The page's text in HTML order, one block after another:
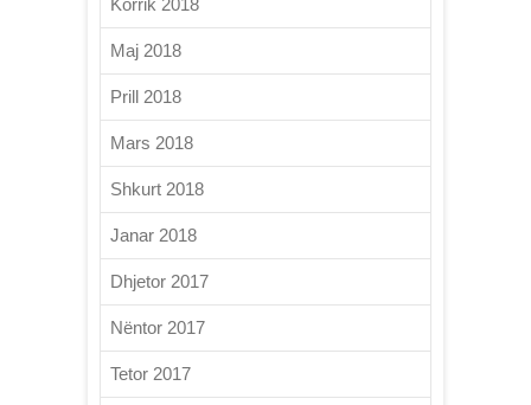
Maj 2018
Prill 2018
Mars 2018
Shkurt 2018
Janar 2018
Dhjetor 2017
Nëntor 2017
Tetor 2017